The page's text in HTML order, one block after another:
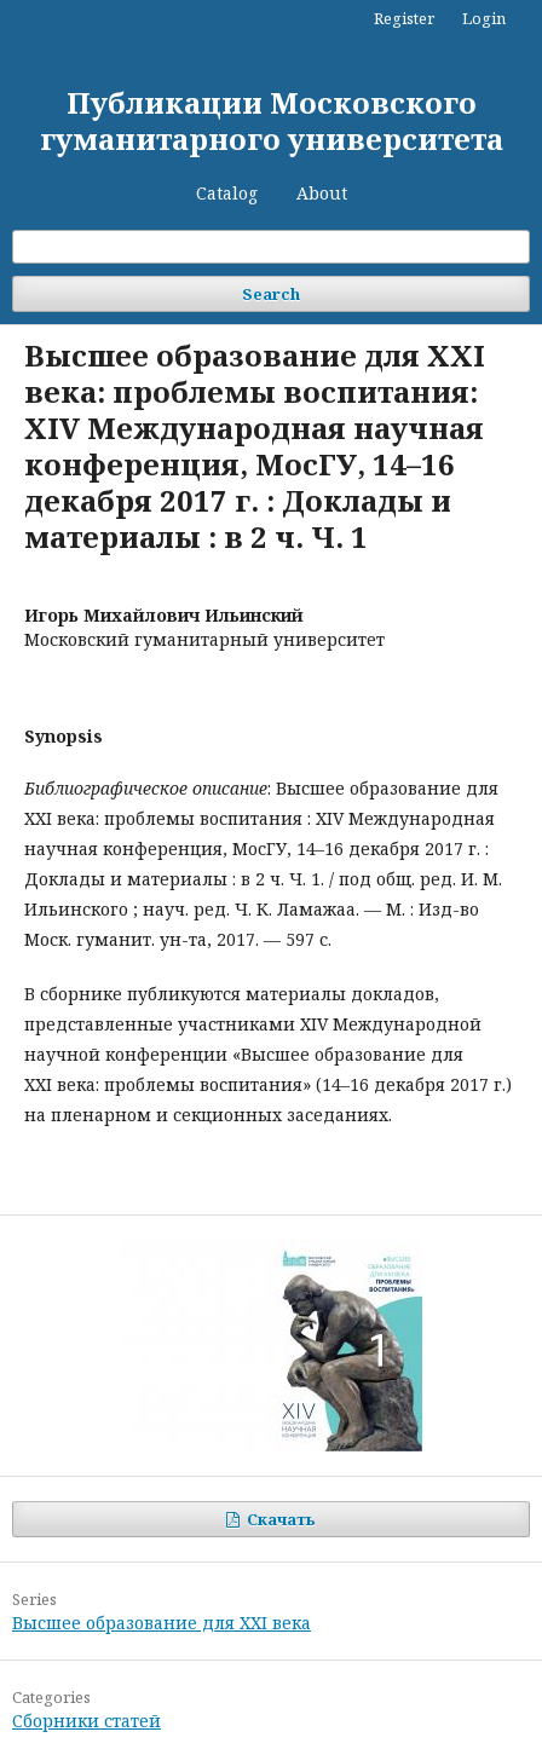
Публикации Московского
гуманитарного университета
Catalog About
Search
Register Login
Высшее образование для XXI
века: проблемы воспитания:
XIV Международная научная
конференция, МосГУ, 14–16
декабря 2017 г. : Доклады и
материалы : в 2 ч. Ч. 1
Игорь Михайлович Ильинский
Московский гуманитарный университет
Synopsis
Библиографическое описание: Высшее образование для
XXI века: проблемы воспитания : XIV Международная
научная конференция, МосГУ, 14–16 декабря 2017 г. :
Доклады и материалы : в 2 ч. Ч. 1. / под общ. ред. И. М.
Ильинского ; науч. ред. Ч. К. Ламажаа. — М. : Изд-во
Моск. гуманит. ун-та, 2017. — 597 с.
В сборнике публикуются материалы докладов,
представленные участниками XIV Международной
научной конференции «Высшее образование для
XXI века: проблемы воспитания» (14–16 декабря 2017 г.)
на пленарном и секционных заседаниях.
Скачать
Series
Высшее образование для XXI века
Categories
Сборники статей